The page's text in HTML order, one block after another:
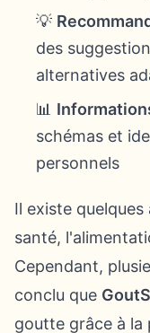
💡
des
alternatives
📊
schémas et
personnels
Il existe
santé,
Cependant,
conclu que
goutte grâce à la